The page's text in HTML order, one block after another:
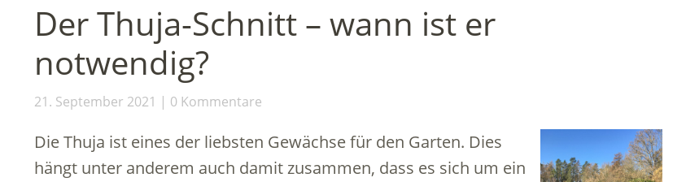
Der Thuja-Schnitt – wann ist er
notwendig?
21. September 2021 0 Kommentare
Die Thuja ist eines der liebsten Gewächse für den Garten. Dies
hängt unter anderem auch damit zusammen, dass es sich um ein